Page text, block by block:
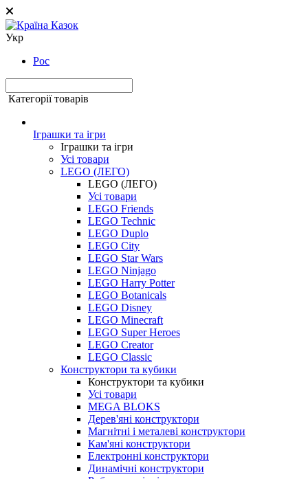
Укр
Рос
Категорії товарів
Іграшки та ігри
Іграшки та ігри
Усі товари
LEGO (ЛЕГО)
LEGO (ЛЕГО)
Усі товари
LEGO Friends
LEGO Technic
LEGO Duplo
LEGO City
LEGO Star Wars
LEGO Ninjago
LEGO Harry Potter
LEGO Botanicals
LEGO Disney
LEGO Minecraft
LEGO Super Heroes
LEGO Creator
LEGO Classic
Конструктори та кубики
Конструктори та кубики
Усі товари
MEGA BLOKS
Дерев'яні конструктори
Магнітні і металеві конструктори
Кам'яні конструктори
Електронні конструктори
Динамічні конструктори